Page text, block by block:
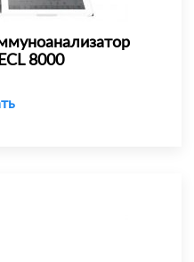
8000